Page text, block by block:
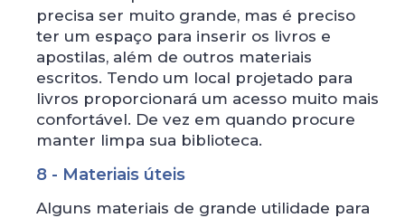
precisa ser muito grande, mas é preciso
ter um espaço para inserir os livros e
apostilas, além de outros materiais
escritos. Tendo um local projetado para
livros proporcionará um acesso muito mais
confortável. De vez em quando procure
manter limpa sua biblioteca.
8 - Materiais úteis
Alguns materiais de grande utilidade para